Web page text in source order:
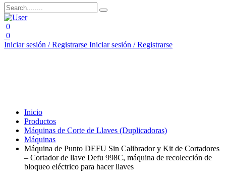
0
0
Iniciar sesión / Registrarse Iniciar sesión / Registrarse
Inicio
Productos
Máquinas de Corte de Llaves (Duplicadoras)
Máquinas
Máquina de Punto DEFU Sin Calibrador y Kit de Cortadores
– Cortador de llave Defu 998C, máquina de recolección de
bloqueo eléctrico para hacer llaves